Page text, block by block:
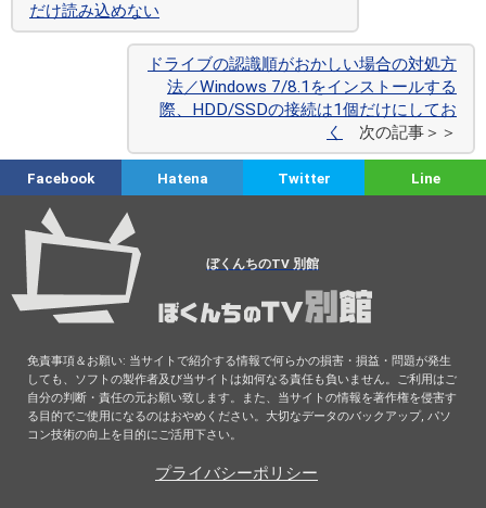
だけ読み込めない
ドライブの認識順がおかしい場合の対処方
法／Windows 7/8.1をインストールする
際、HDD/SSDの接続は1個だけにしてお
く
次の記事＞＞
Facebook Hatena Twitter Line
ぼくんちのTV 別館
免責事項＆お願い: 当サイトで紹介する情報で何らかの損害・損益・問題が発生
しても、ソフトの製作者及び当サイトは如何なる責任も負いません。ご利用はご
自分の判断・責任の元お願い致します。また、当サイトの情報を著作権を侵害す
る目的でご使用になるのはおやめください。大切なデータのバックアップ, パソ
コン技術の向上を目的にご活用下さい。
プライバシーポリシー